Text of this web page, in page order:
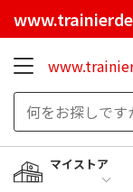
マイストア